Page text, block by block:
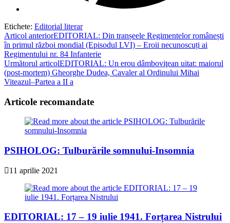
Etichete: Editorial literar
Read
more
articles
Articol anteriorEDITORIAL: Din tranșeele Regimentelor românești
în primul război mondial (Episodul LVI) – Eroii necunoscuți ai
Regimentului nr. 84 Infanterie
Următorul articolEDITORIAL: Un erou dâmboviţean uitat: maiorul
(post-mortem) Gheorghe Dudea, Cavaler al Ordinului Mihai
Viteazul–Partea a II a
Articole recomandate
PSIHOLOG: Tulburările somnului-Insomnia
11 aprilie 2021
EDITORIAL: 17 – 19 iulie 1941. Forțarea Nistrului